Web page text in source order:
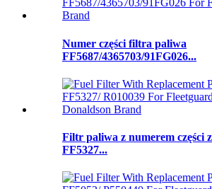
Numer części filtra paliwa
FF5687/4365703/91FG026...
Filtr paliwa z numerem części
FF5327...